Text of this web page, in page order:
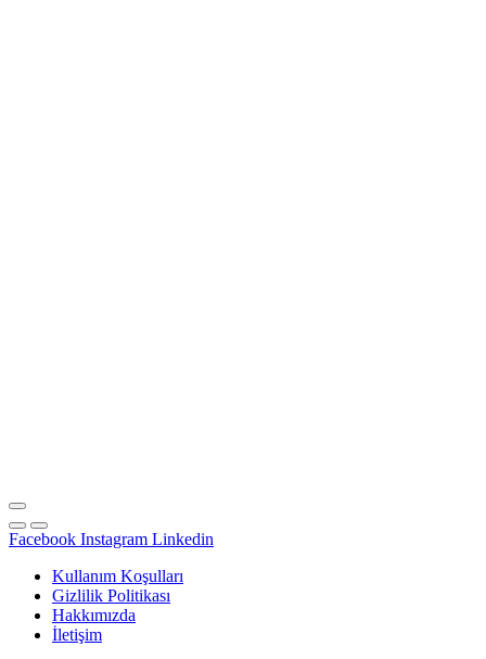
Facebook Instagram Linkedin
Kullanım Koşulları
Gizlilik Politikası
Hakkımızda
İletişim